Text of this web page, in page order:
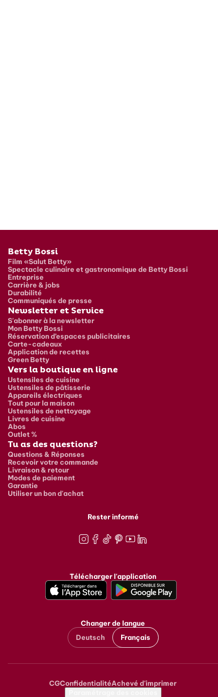
Pied de page
Betty Bossi
Film «Salut Betty»
Spectacle culinaire et gastronomique de Betty Bossi
Entreprise
Carrière & jobs
Durabilité
Communiqués de presse
Newsletter et Service
S'abonner à la newsletter
Mon Betty Bossi
Réservation d’espaces publicitaires
Carte-cadeaux
Application de recettes
Green Betty
Vers la boutique en ligne
Ustensiles de cuisine
Ustensiles de pâtisserie
Appareils électriques
Tout pour la maison
Ustensiles de nettoyage
Livres de cuisine
Abos
Outlet %
Tu as des questions?
Questions & Réponses
Recevoir votre commande
Livraison & retour
Modes de paiement
Garantie
Utiliser un bon d'achat
Rester informé
Télécharger l'application
Changer de langue
Deutsch
Français
Metanavigation
CGConfidentialitéAchevé d'imprimer